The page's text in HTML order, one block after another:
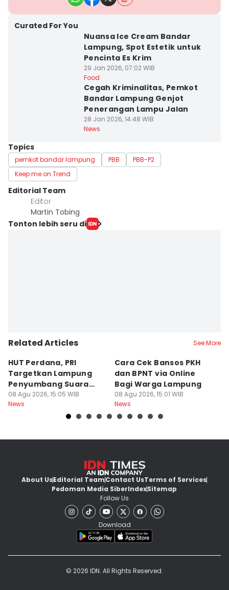
Curated For You
Nuansa Ice Cream Bandar
Lampung, Spot Estetik untuk
Pencinta Es Krim
29 Jan 2026, 07:02 WIB
Food
Cegah Kriminalitas, Pemkot
Bandar Lampung Genjot
Penerangan Lampu Jalan
28 Jan 2026, 14:48 WIB
News
Topics
pemkot bandar lampung PBB
PBB-P2
Keep me on Trend
Editorial Team
Editor
Martin Tobing
Tonton lebih seru di
Related Articles See More
HUT Perdana, PRI
Targetkan Lampung
Penyumbang Suara
Terbesar
08 Agu 2026, 15:05 WIB
News
Cara Cek Bansos PKH
dan BPNT via Online
Bagi Warga Lampung
08 Agu 2026, 15:01 WIB
News
About UsEditorial TeamContact UsTerms of Services
Pedoman Media SiberIndexSitemap
Follow Us
Download
© 2026 IDN. All Rights Reserved.